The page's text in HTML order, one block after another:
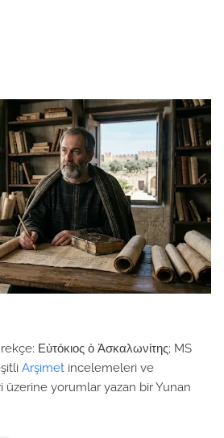
Εὐτόκιος ὁ Ἀσκαλωνίτης; MS
Arşimet incelemeleri ve
yorumlar yazan bir Yunan